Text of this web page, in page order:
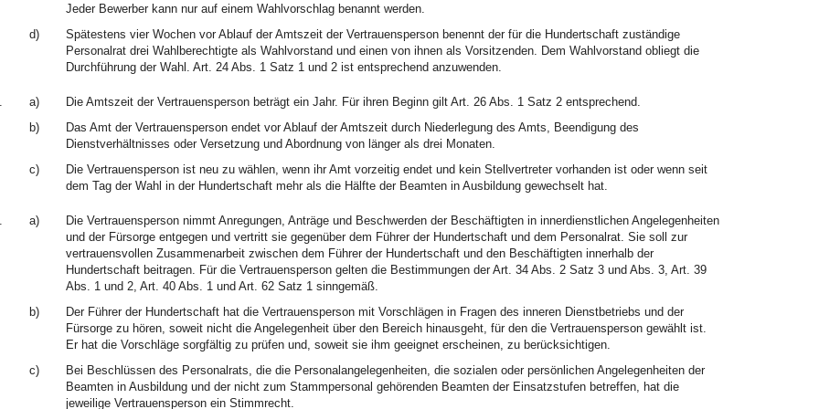
Jeder Bewerber kann nur auf einem Wahlvorschlag benannt werden.
d)
Spätestens vier Wochen vor Ablauf der Amtszeit der Vertrauensperson benennt der für die Hundertschaft zuständige
Personalrat drei Wahlberechtigte als Wahlvorstand und einen von ihnen als Vorsitzenden. Dem Wahlvorstand obliegt die
Durchführung der Wahl. Art. 24 Abs. 1 Satz 1 und 2 ist entsprechend anzuwenden.
a)
Die Amtszeit der Vertrauensperson beträgt ein Jahr. Für ihren Beginn gilt Art. 26 Abs. 1 Satz 2 entsprechend.
b)
Das Amt der Vertrauensperson endet vor Ablauf der Amtszeit durch Niederlegung des Amts, Beendigung des
Dienstverhältnisses oder Versetzung und Abordnung von länger als drei Monaten.
c)
Die Vertrauensperson ist neu zu wählen, wenn ihr Amt vorzeitig endet und kein Stellvertreter vorhanden ist oder wenn seit
dem Tag der Wahl in der Hundertschaft mehr als die Hälfte der Beamten in Ausbildung gewechselt hat.
a)
Die Vertrauensperson nimmt Anregungen, Anträge und Beschwerden der Beschäftigten in innerdienstlichen Angelegenheiten
und der Fürsorge entgegen und vertritt sie gegenüber dem Führer der Hundertschaft und dem Personalrat. Sie soll zur
vertrauensvollen Zusammenarbeit zwischen dem Führer der Hundertschaft und den Beschäftigten innerhalb der
Hundertschaft beitragen. Für die Vertrauensperson gelten die Bestimmungen der Art. 34 Abs. 2 Satz 3 und Abs. 3, Art. 39
Abs. 1 und 2, Art. 40 Abs. 1 und Art. 62 Satz 1 sinngemäß.
b)
Der Führer der Hundertschaft hat die Vertrauensperson mit Vorschlägen in Fragen des inneren Dienstbetriebs und der
Fürsorge zu hören, soweit nicht die Angelegenheit über den Bereich hinausgeht, für den die Vertrauensperson gewählt ist.
Er hat die Vorschläge sorgfältig zu prüfen und, soweit sie ihm geeignet erscheinen, zu berücksichtigen.
c)
Bei Beschlüssen des Personalrats, die die Personalangelegenheiten, die sozialen oder persönlichen Angelegenheiten der
Beamten in Ausbildung und der nicht zum Stammpersonal gehörenden Beamten der Einsatzstufen betreffen, hat die
jeweilige Vertrauensperson ein Stimmrecht.